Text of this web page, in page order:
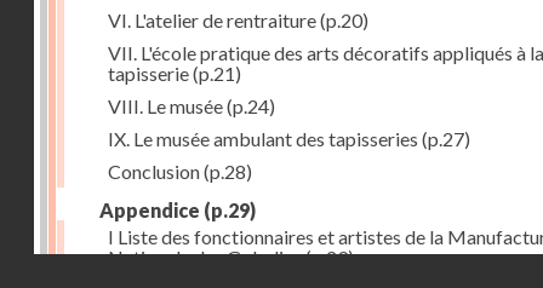
VI. L'atelier de rentraiture(p.20)
VII. L'école pratique des arts décoratifs appliqués à la
tapisserie(p.21)
VIII. Le musée(p.24)
IX. Le musée ambulant des tapisseries (p.27)
Conclusion(p.28)
Appendice (p.29)
I Liste des fonctionnaires et artistes de la
Nationale des Gobelins(p.29)